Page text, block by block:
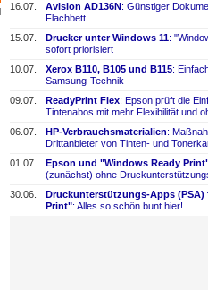
16.07.
Avision AD136N: Günstiger
Flachbett
15.07.
Drucker unter Windows 11:
sofort priorisiert
10.07.
Xerox B110, B105 und B115:
Samsung-​Technik
09.07.
ReadyPrint Flex: Epson prüft die
Tintenabos mit mehr Flexibilität und
06.07.
HP-​Verbrauchsmaterialien:
Drittanbieter von Tinten- und
01.07.
Epson und "Windows Ready
(zunächst) ohne
30.06.
Druckunterstützungs-​Apps (PSA)
Print": Alles so schön bunt hier!